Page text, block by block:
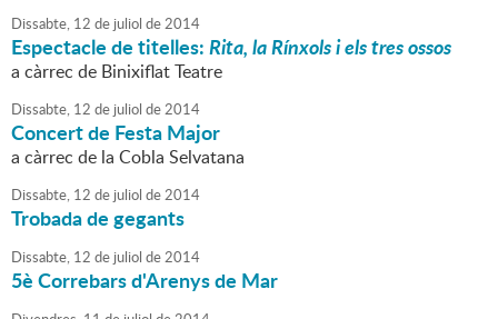
Dissabte, 12 de juliol de2014
Espectacle de titelles:Rita, la Rínxols i els tres ossos
a càrrec de Binixiflat Teatre
Dissabte, 12 de juliol de2014
Concert de Festa Major
a càrrec de la Cobla Selvatana
Dissabte, 12 de juliol de2014
Trobada de gegants
Dissabte, 12 de juliol de2014
5è Correbars d'Arenys de Mar